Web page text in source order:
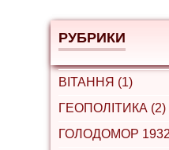
РУБРИКИ
ВІТАННЯ (1)
ГЕОПОЛІТИКА (2)
ГОЛОДОМОР